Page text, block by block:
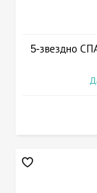
5-звездно